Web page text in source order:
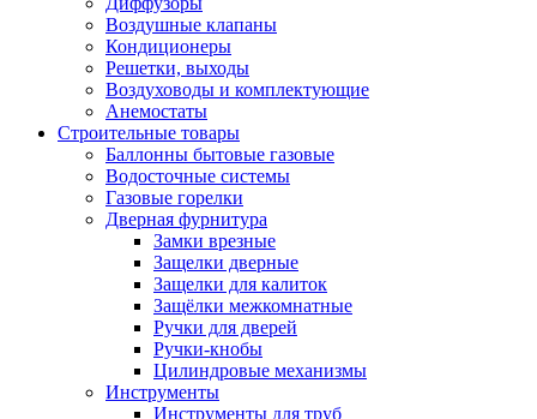
Воздушные клапаны
Кондиционеры
Решетки, выходы
Воздуховоды и комплектующие
Анемостаты
Строительные товары
Баллонны бытовые газовые
Водосточные системы
Газовые горелки
Дверная фурнитура
Замки врезные
Защелки дверные
Защелки для калиток
Защёлки межкомнатные
Ручки для дверей
Ручки-кнобы
Цилиндровые механизмы
Инструменты
Инструменты для труб